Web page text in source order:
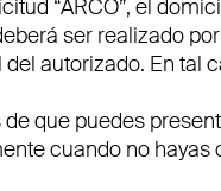
“ARCO”, el
ser realizado
autorizado. En tal
que puedes
cuando no